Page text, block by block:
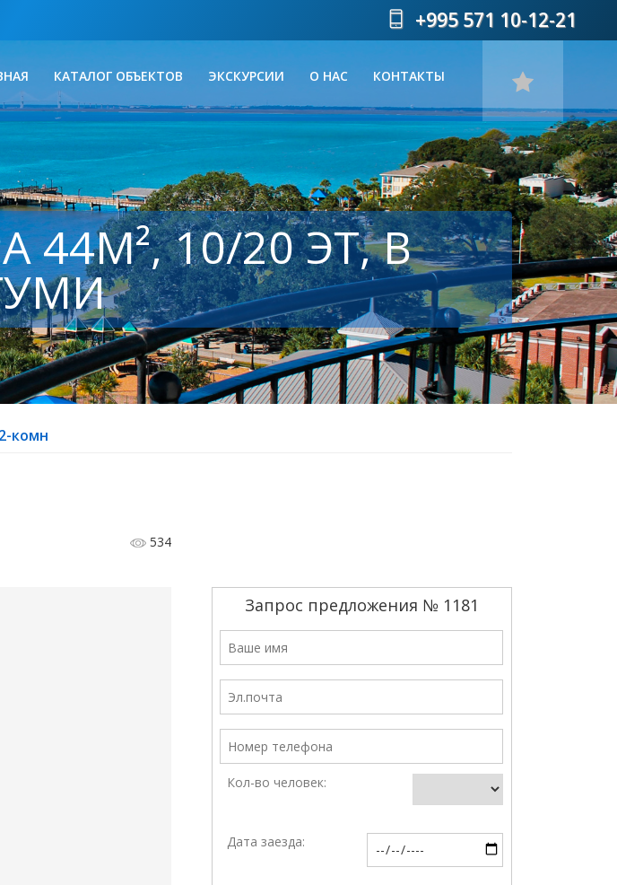
+995 571 10-12-21
КАТАЛОГ ОБЪЕКТОВ ЭКСКУРСИИ О НАС КОНТАКТЫ
44М², 10/20 ЭТ, В
2-комн
534
Запрос предложения № 1181
Кол-во человек:
Дата заезда: